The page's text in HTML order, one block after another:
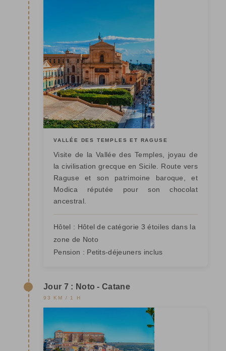
VALLÉE DES TEMPLES ET RAGUSE
Visite de la Vallée des Temples, joyau de
la civilisation grecque en Sicile. Route vers
Raguse et son patrimoine baroque, et
Modica réputée pour son chocolat
ancestral.
Hôtel : Hôtel de catégorie 3 étoiles dans la
zone de Noto
Pension : Petits-déjeuners inclus
Jour 7 : Noto - Catane
93 KM / 1 H